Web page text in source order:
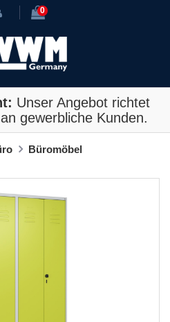
0
Unser Angebot richtet
gewerbliche Kunden.
Büromöbel